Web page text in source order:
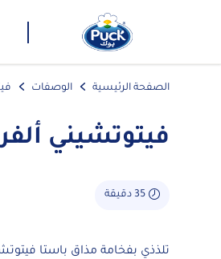
الصفحة الرئيسية الوصفات
فيتوتشيني
35 دقيقة
تلذذي بفخامة مذاق باستا